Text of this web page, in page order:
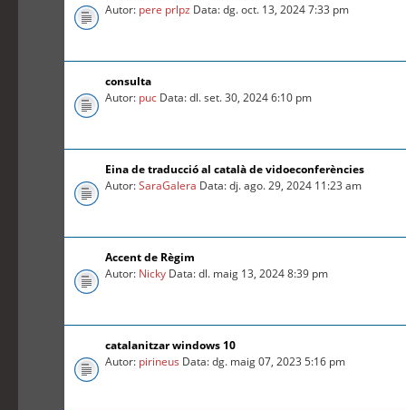
Autor: pere prlpz Data: dg. oct. 13, 2024 7:33 pm
consulta
Autor: puc Data: dl. set. 30, 2024 6:10 pm
Eina de traducció al català de vidoeconferències
Autor:SaraGalera Data: dj. ago. 29, 2024 11:23 am
Accent de Règim
Autor: Nicky Data: dl. maig 13, 2024 8:39 pm
catalanitzar windows 10
Autor: pirineus Data: dg. maig 07, 2023 5:16 pm